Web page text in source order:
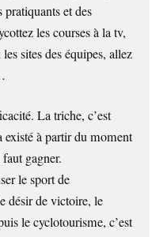
pratiquants et des
les courses à la tv,
sites des équipes, allez
La triche, c’est
à partir du moment
gagner.
le sport de
désir de victoire, le
le cyclotourisme, c’est